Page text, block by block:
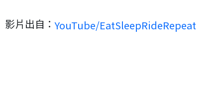
影片出自：YouTube/EatSleepRideRepeat